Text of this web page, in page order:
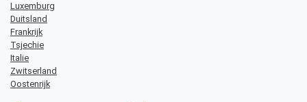
Luxemburg
Duitsland
Frankrijk
Tsjechie
Italie
Zwitserland
Oostenrijk